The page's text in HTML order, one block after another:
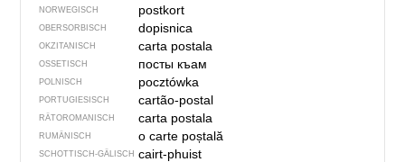
NORWEGISCH postkort
OBERSORBISCH dopisnica
OKZITANISCH carta postala
OSSETISCH посты къам
POLNISCH pocztówka
PORTUGIESISCH cartão-postal
RÄTOROMANISCH carta postala
RUMÄNISCH o carte poștală
SCHOTTISCH-GÄLISCH cairt-phuist